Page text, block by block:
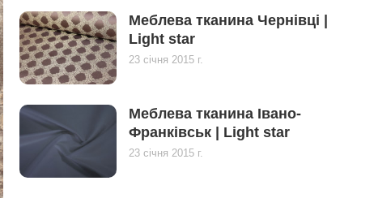
Меблева тканина Чернівці |
Light star
23 січня 2015 г.
Меблева тканина Івано-
Франківськ | Light star
23 січня 2015 г.